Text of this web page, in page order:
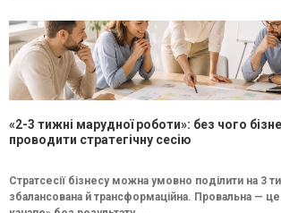
«2-3 тижні марудної роботи»: без чого
проводити стратегічну сесію
Стратсесії бізнесу можна умовно поділити на 3
збалансована й трансформаційна. Провальна — це